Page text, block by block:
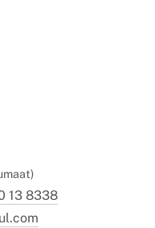
13 8338